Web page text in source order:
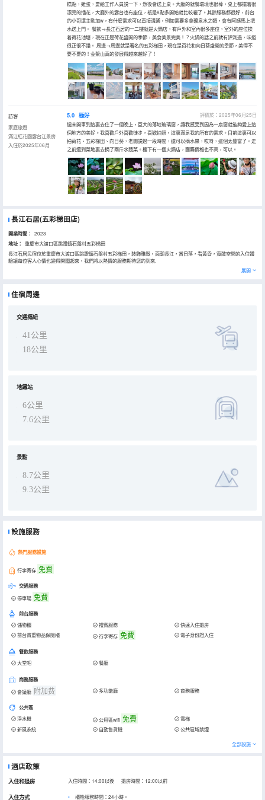
糕點，雞蛋，要給工作人員説一下，然後會送上桌。大廳的就餐環境也很棒，桌上都擺着很
漂亮的插花，大廳外的露台也有座位，衹是8點多開始就比較曬了。其餘服務都很好，前台
的小哥還主動加w，有什麼需求可以直接溝通，例如需要多拿礦泉水之類，會有阿姨馬上把
水送上門。 餐飲→長江石居的一二樓就是火鍋店，有戶外和室內很多座位，室外的座位挨
着荷花池塘，現在正是荷花盛開的季節，美食美景完美！？火鍋的話之前就有評測過，味道
很正很不錯。 周邊→周邊就是著名的五彩梯田，現在是荷花和向日葵盛開的季節，美得不
要不要的！金鰲山真的發展得越來越好了！
訪客
家庭旅遊
滿江紅花園露台江景房
入住於2025年06月
5.0 極好
評價於：2025年06月25日
週末開車到這裏去住了一個晚上，巨大的落地玻璃窗，讓我感受到因為一扇窗就能夠愛上這
個地方的美好。我喜歡戶外喜歡徒步，喜歡拍照，這裏滿足我的所有的需求。目前這裏可以
拍荷花、五彩梯田、向日葵，老闆説過一段時間，還可以摘水果，哎呀，這個太豐富了。走
之前還到菜地裏去摘了兩斤水蔬菜。樓下有一個火鍋店，團購價格也不高，可以。
長江石居(五彩梯田店)
開業時間： 2023
地址：
重慶市大渡口區跳蹬鎮石盤村五彩梯田
長江石居民宿位於重慶市大渡口區跳蹬鎮石盤村五彩梯田，裝飾雅緻，面朝長江，賞日落，看黃昏，寬敞空間的入住體
驗讓每位客人心情也變得開闊起來，我們將以熱情的服務期待您的到來.
展開
住宿周邊
交通樞紐
41公里
18公里
地鐵站
6公里
7.6公里
景點
8.7公里
9.3公里
設施服務
熱門服務設施
行李寄存 免費
交通服務
停車場 免費
前台服務
儲物櫃 禮賓服務
快速入住退房
前台貴重物品保險櫃
行李寄存 免費 電子身份證入住
餐飲服務
大堂吧 餐廳
商務服務
會議廳 附加费 多功能廳 商務服務
公共區
淨水機 公用區wifi 免費
電梯
新風系統
自動售貨機 公共區域禁煙
全部設施
酒店政策
入住和退房 入住時間：14:00以後 退房時間：12:00以前
入住方式 櫃枱服務時間：24小時。